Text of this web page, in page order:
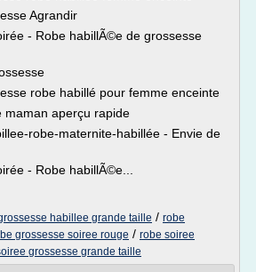
Agrandir
- Robe habillÃ©e de grossesse
robe habillé pour femme enceinte
maman aperçu rapide
robe-maternite-habillée - Envie de
- Robe habillÃ©e...
habillee grande taille / robe
grossesse soiree rouge / robe soiree
grossesse grande taille